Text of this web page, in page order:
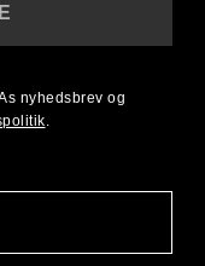
nyhedsbrev og
.